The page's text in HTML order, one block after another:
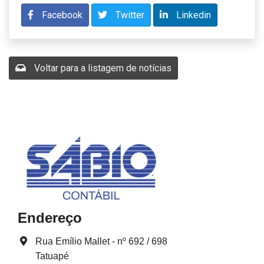
Facebook Twitter Linkedin
Voltar para a listagem de notícias
Endereço
Rua Emílio Mallet - nº 692 / 698
Tatuapé